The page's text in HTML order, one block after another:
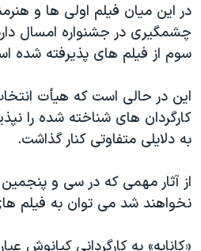
اسرائیل در جنگ
نرگس محمدی برنده جایزه نوبل صلح
صفحه‌های ویژه
سفر پرزیدنت ترامپ به چین
در این میان فیلم اولی ها و
چشمگیری در جشنواره امسال
سوم از فیلم های پذیرفته شده
این در حالی است که هیأت
کارگردان های شناخته شده را
به دلایلی متفاوتی کنار گذاشت.
از آثار مهمی که در سی و
نخواهند شد می توان به فیلم